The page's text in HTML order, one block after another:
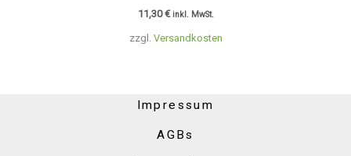
zzgl. Versandkosten
11,30€ inkl. MwSt.
Impressum
AGBs